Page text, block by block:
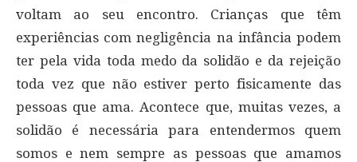
voltam ao seu encontro. Crianças que têm
experiências com negligência na infância podem
ter pela vida toda medo da solidão e da rejeição
toda vez que não estiver perto fisicamente das
pessoas que ama. Acontece que, muitas vezes, a
solidão é necessária para entendermos quem
somos e nem sempre as pessoas que amamos